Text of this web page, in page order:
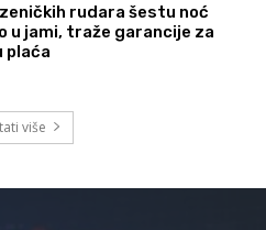
rudara šestu noć
u jami, traže garancije za
plaća
više